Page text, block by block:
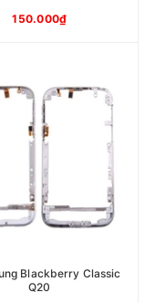
150.000₫
Blackberry Classic
Q20